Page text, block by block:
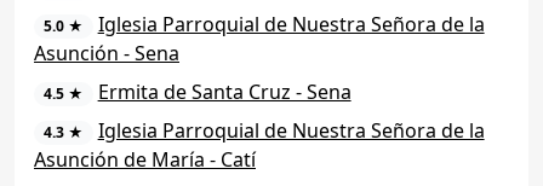
5.0 ★
Iglesia Parroquial de Nuestra Señora de la
Asunción - Sena
4.5 ★ Ermita de Santa Cruz - Sena
4.3 ★
Iglesia Parroquial de Nuestra Señora de la
Asunción de María - Catí